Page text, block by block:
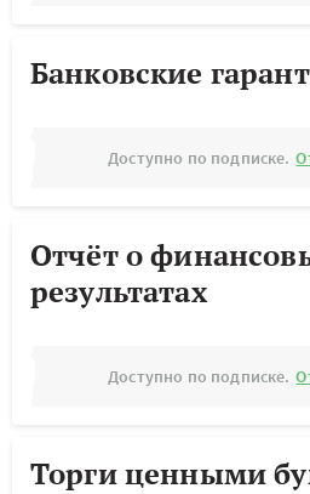
Банковские
Доступно по подписке.
Отчёт о
результатах
Доступно по подписке.
Торги ценными